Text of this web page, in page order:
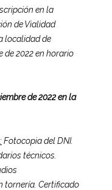
en la
de Vialidad
localidad de
de 2022 en horario
de 2022 en la
Fotocopia del DNI.
técnicos.
tornería. Certificado